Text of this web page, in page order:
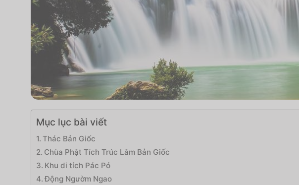
Mục lục bài viết
Thác Bản Giốc
Chùa Phật Tích Trúc Lâm Bản Giốc
Khu di tích Pác Pó
Động Ngườm Ngao